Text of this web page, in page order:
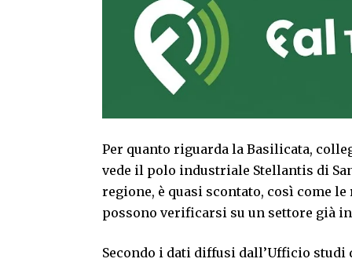
Per quanto riguarda la Basilicata,
vede il polo industriale Stellantis di
regione, è quasi scontato, così come
possono verificarsi su un settore già
Secondo i dati diffusi dall’Ufficio